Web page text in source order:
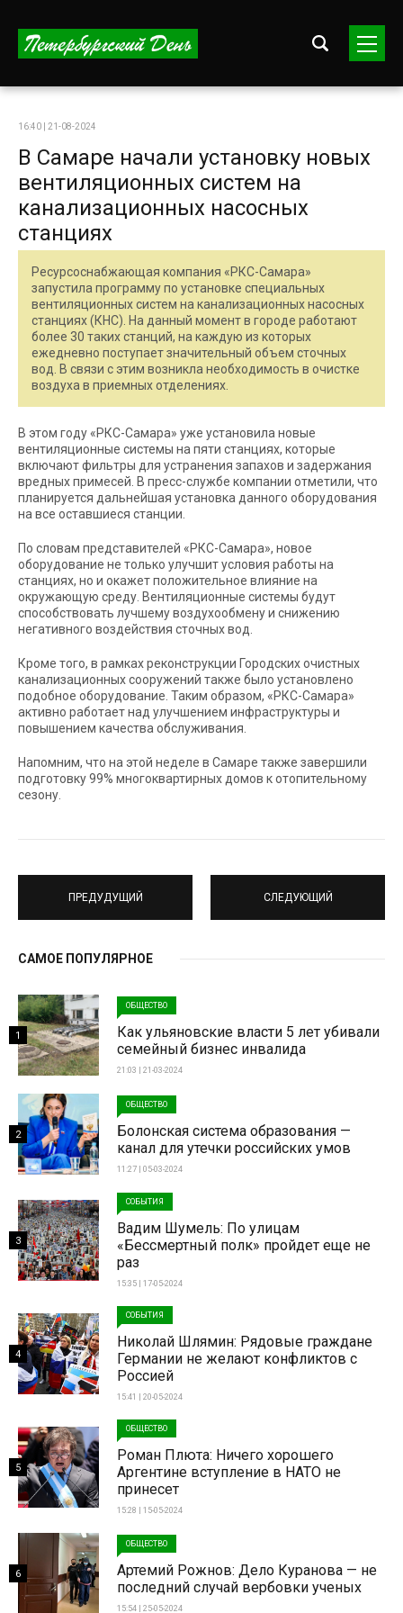
16:40 | 21-08-2024
В Самаре начали установку новых
вентиляционных систем на
канализационных насосных
станциях
Ресурсоснабжающая компания «РКС-Самара»
запустила программу по установке специальных
вентиляционных систем на канализационных насосных
станциях (КНС). На данный момент в городе работают
более 30 таких станций, на каждую из которых
ежедневно поступает значительный объем сточных
вод. В связи с этим возникла необходимость в очистке
воздуха в приемных отделениях.
В этом году «РКС-Самара» уже установила новые
вентиляционные системы на пяти станциях, которые
включают фильтры для устранения запахов и задержания
вредных примесей. В пресс-службе компании отметили, что
планируется дальнейшая установка данного оборудования
на все оставшиеся станции.
По словам представителей «РКС-Самара», новое
оборудование не только улучшит условия работы на
станциях, но и окажет положительное влияние на
окружающую среду. Вентиляционные системы будут
способствовать лучшему воздухообмену и снижению
негативного воздействия сточных вод.
Кроме того, в рамках реконструкции Городских очистных
канализационных сооружений также было установлено
подобное оборудование. Таким образом, «РКС-Самара»
активно работает над улучшением инфраструктуры и
повышением качества обслуживания.
Напомним, что на этой неделе в Самаре также завершили
подготовку 99% многоквартирных домов к отопительному
сезону.
ПРЕДУДУЩИЙ СЛЕДУЮЩИЙ
САМОЕ ПОПУЛЯРНОЕ
ОБЩЕСТВО
Как ульяновские власти 5 лет убивали
семейный бизнес инвалида
21:03 | 21-03-2024
1
ОБЩЕСТВО
Болонская система образования —
канал для утечки российских умов
11:27 | 05-03-2024
2
СОБЫТИЯ
Вадим Шумель: По улицам
«Бессмертный полк» пройдет еще не
раз
15:35 | 17-05-2024
3
СОБЫТИЯ
Николай Шлямин: Рядовые граждане
Германии не желают конфликтов с
Россией
15:41 | 20-05-2024
4
ОБЩЕСТВО
Роман Плюта: Ничего хорошего
Аргентине вступление в НАТО не
принесет
15:28 | 15-05-2024
5
ОБЩЕСТВО
Артемий Рожнов: Дело Куранова — не
последний случай вербовки ученых
15:54 | 25-05-2024
6